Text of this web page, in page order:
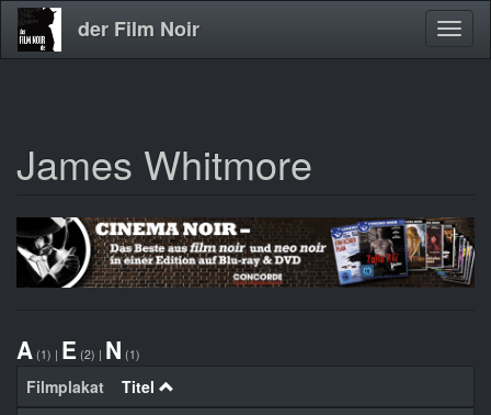
Direkt
zum
der Film Noir
James Whitmore
A (1) | E (2) | N (1)
Filmplakat Titel